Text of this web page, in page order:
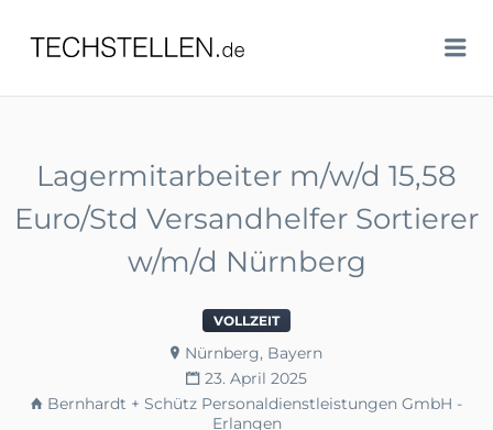
TECHSTELLEN.DE
Lagermitarbeiter m/w/d 15,58
Euro/Std Versandhelfer Sortierer
w/m/d Nürnberg
VOLLZEIT
Nürnberg, Bayern
23. April 2025
Bernhardt + Schütz Personaldienstleistungen GmbH -
Erlangen